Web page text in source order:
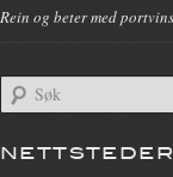
Rein og beter med